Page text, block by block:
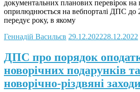
документальних планових перевірок на
оприлюднюється на вебпорталі ДПС до
передує року, в якому
Геннадій Васильєв 29.12.202228.12.2022
ДПС про порядок
новорічних подарунків
новорічно-різдвяні